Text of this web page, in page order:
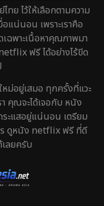
5
25
45
1
320
ย ไว้ให้เลือกตามความ
แน่นอน เพราะเราคือ
ฉพาะเนื้อหาคุณภาพมา
ฟรี ได้อย่างไร้ขีด
ม่อยู่เสมอ ทุกครั้งที่แวะ
คุณจะได้เจอกับ หนัง
ะแสอยู่แน่นอน เตรียม
ดูหนัง netflix ฟรี ที่ดี
ลยครับ